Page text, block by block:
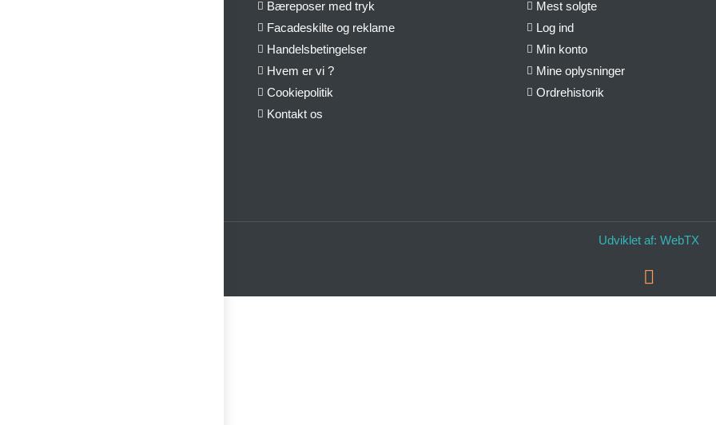
Bæreposer med tryk
Facadeskilte og reklame
Handelsbetingelser
Hvem er vi ?
Cookiepolitik
Kontakt os
Mest solgte
Log ind
Min konto
Mine oplysninger
Ordrehistorik
Udviklet af: WebTX